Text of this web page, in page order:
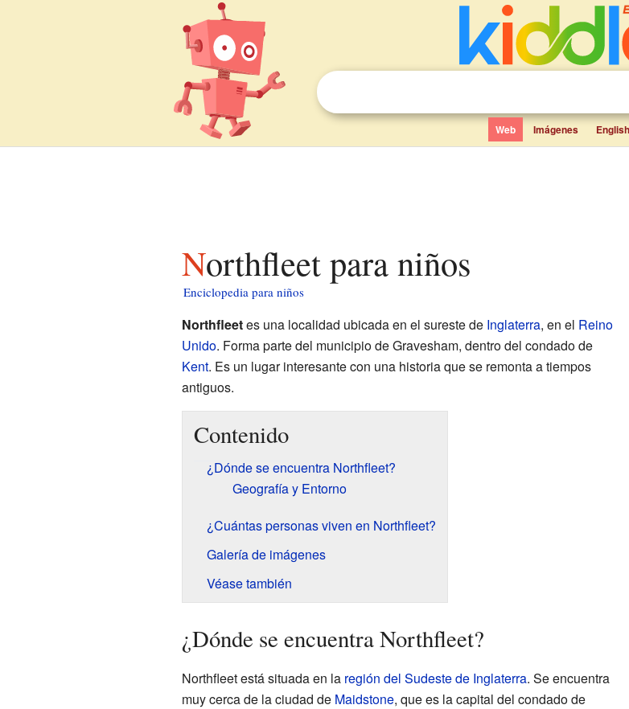
Web Imágenes English
Northfleet para niños
Enciclopedia para niños
Northfleetes una localidad ubicada en el sureste de Inglaterra, en el Reino
Unido. Forma parte del municipio de Gravesham, dentro del condado de
Kent. Es un lugar interesante con una historia que se remonta a tiempos
antiguos.
Contenido
¿Dónde se encuentra Northfleet?
Geografía y Entorno
¿Cuántas personas viven en Northfleet?
Galería de imágenes
Véase también
¿Dónde se encuentra Northfleet?
Northfleet está situada en la región del Sudeste de Inglaterra. Se encuentra
muy cerca de la ciudad de Maidstone, que es la capital del condado de